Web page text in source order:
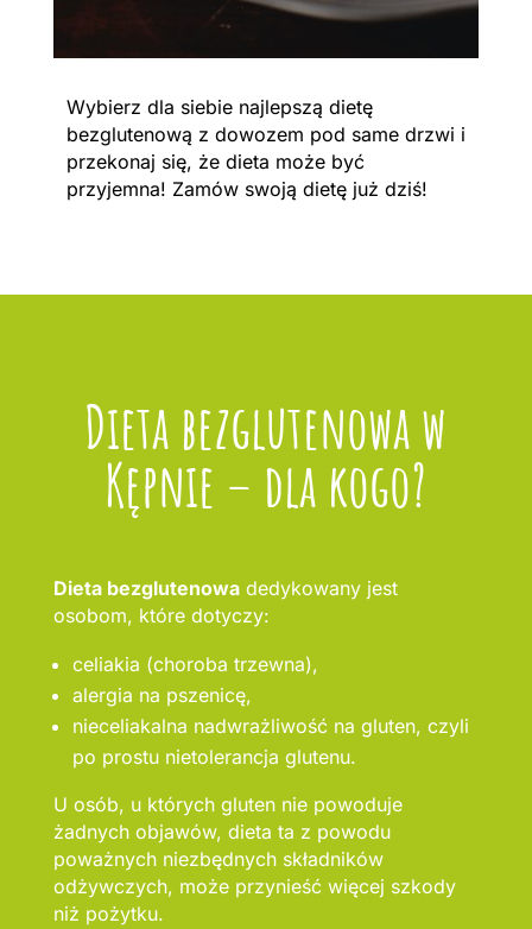
Wybierz dla siebie najlepszą dietę
bezglutenową z dowozem pod same drzwi i
przekonaj się, że dieta może być
przyjemna! Zamów swoją dietę już dziś!
Dieta bezglutenowa w
Kępnie – dla kogo?
Dieta bezglutenowadedykowany jest
osobom, które dotyczy:
celiakia (choroba trzewna),
alergia na pszenicę,
nieceliakalna nadwrażliwość na gluten, czyli
po prostu nietolerancja glutenu.
U osób, u których gluten nie powoduje
żadnych objawów, dieta ta z powodu
poważnych niezbędnych składników
odżywczych, może przynieść więcej szkody
niż pożytku.